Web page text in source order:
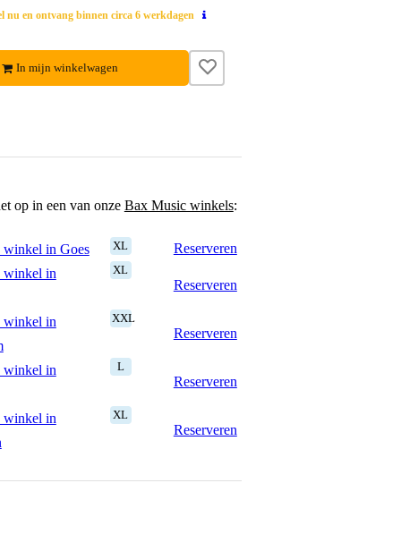
nu en ontvang binnen circa 6 werkdagen
In mijn winkelwagen
op in een van onze Bax Music winkels:
in Goes XL
Reserveren
winkel in
XL
Reserveren
winkel in
XXL
Reserveren
winkel in
L
Reserveren
winkel in
XL
Reserveren